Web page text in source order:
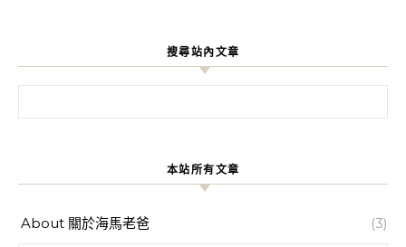
搜尋站內文章
本站所有文章
About 關於海馬老爸 (3)